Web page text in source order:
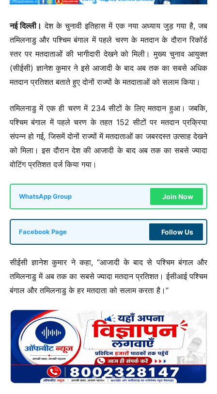
नई दिल्ली। देश के चुनावी इतिहास में एक नया अध्याय जुड़ गया है, जब
तमिलनाडु और पश्चिम बंगाल में पहले चरण के मतदान के दौरान रिकॉर्ड
स्तर पर मतदाताओं की भागीदारी देखने को मिली। मुख्य चुनाव आयुक्त
(सीईसी) ज्ञानेश कुमार ने इसे आजादी के बाद अब तक का सबसे अधिक
मतदान प्रतिशत बताते हुए दोनों राज्यों के मतदाताओं को सलाम किया।
तमिलनाडु में एक ही चरण में 234 सीटों के लिए मतदान हुआ। जबकि,
पश्चिम बंगाल में पहले चरण के तहत 152 सीटों पर मतदान प्रक्रिया
संपन्न हो गई, जिसमें दोनों राज्यों में मतदाताओं का जबरदस्त उत्साह देखने
को मिला। इस दौरान देश की आजादी के बाद अब तक का सबसे ज्यादा
वोटिंग प्रतिशत दर्ज किया गया।
WhatsApp Group Join Now
Facebook Page Follow Us
सीईसी ज्ञानेश कुमार ने कहा, “आजादी के बाद से पश्चिम बंगाल और
तमिलनाडु में अब तक का सबसे ज्यादा मतदान प्रतिशत। ईसीआई पश्चिम
बंगाल और तमिलनाडु के हर मतदाता को सलाम करता है।”